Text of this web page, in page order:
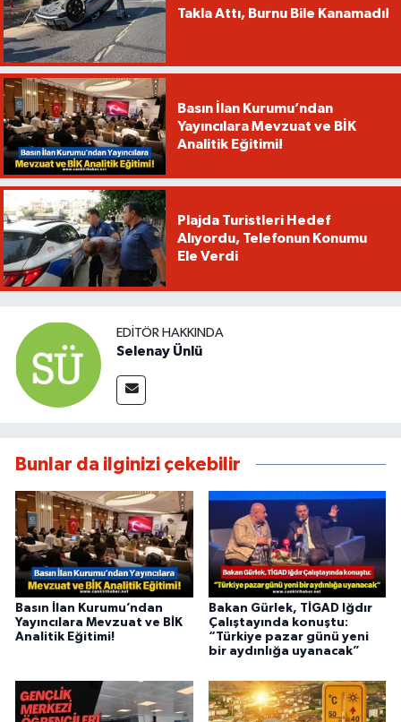
Takla Attı, Burnu Bile Kanamadı!
Basın İlan Kurumu’ndan
Yayıncılara Mevzuat ve BİK
Analitik Eğitimi!
Plajda Turistleri Hedef
Alıyordu, Telefonun Konumu
Ele Verdi
EDITÖR HAKKINDA
Selenay Ünlü
Bunlar da ilginizi çekebilir
Basın İlan Kurumu’ndan
Yayıncılara Mevzuat ve BİK
Analitik Eğitimi!
Bakan Gürlek, TİGAD Iğdır
Çalıştayında konuştu:
“Türkiye pazar günü yeni
bir aydınlığa uyanacak”